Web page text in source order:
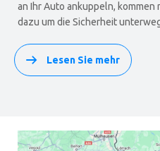
an Ihr Auto ankuppeln, kommen
dazu um die Sicherheit
Lesen Sie mehr